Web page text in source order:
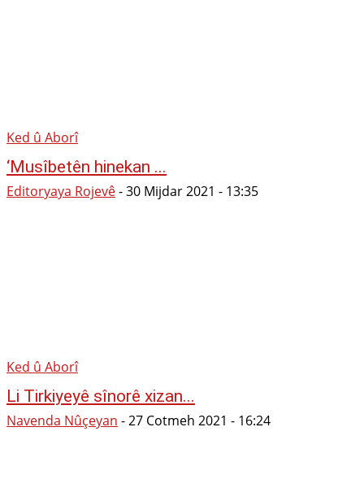
Ked û Aborî
‘Musîbetên hinekan ...
Editoryaya Rojevê-30 Mijdar 2021 - 13:35
Ked û Aborî
Li Tirkiyeyê sînorê xizan...
Navenda Nûçeyan -27 Cotmeh 2021 - 16:24